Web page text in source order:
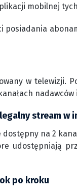
mobilnej
posiadania
w telewizji.
stream w
na 2
udostępniają
po kroku